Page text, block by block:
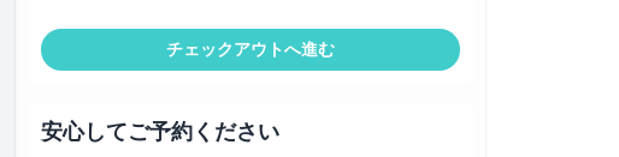
チェックアウトへ進む
安心してご予約ください